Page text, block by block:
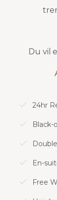
Du vil
24hr
Black-
En-
Free